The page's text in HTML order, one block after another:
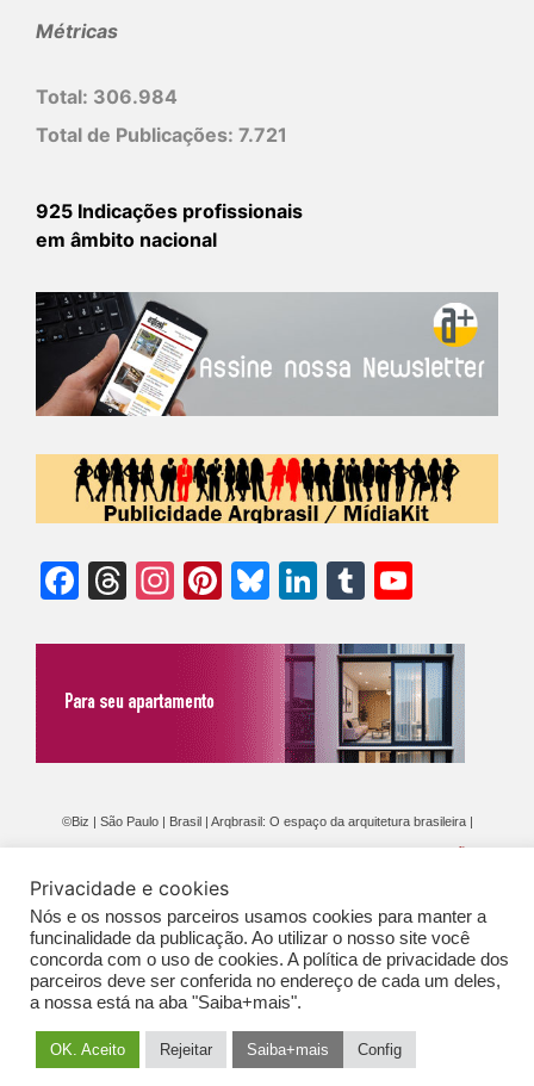
Métricas
Total: 306.984
Total de Publicações: 7.721
925 Indicações profissionais
em âmbito nacional
Facebook
Threads
Instagram
Pinterest
Bluesky
LinkedIn
Tumblr
©Biz | São Paulo | Brasil | Arqbrasil: O espaço da arquitetura brasileira |
GERAIS DE PUBLICAÇÃO (CGP
Privacidade e cookies
Nós e os nossos parceiros usamos cookies para manter a
funcinalidade da publicação. Ao utilizar o nosso site você
concorda com o uso de cookies. A política de privacidade dos
parceiros deve ser conferida no endereço de cada um deles,
a nossa está na aba "Saiba+mais".
OK. Aceito Rejeitar Saiba+mais Config